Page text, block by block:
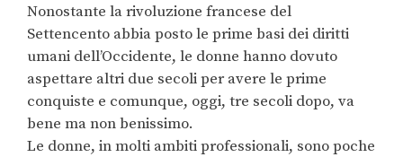
Nonostante la rivoluzione francese del
Settencento abbia posto le prime basi dei diritti
umani dell’Occidente, le donne hanno dovuto
aspettare altri due secoli per avere le prime
conquiste e comunque, oggi, tre secoli dopo, va
bene ma non benissimo.
Le donne, in molti ambiti professionali, sono poche